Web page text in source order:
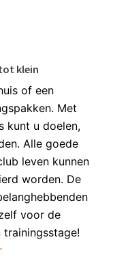
klein
of een
Met
kunt u doelen,
Alle goede
leven kunnen
worden. De
voor de